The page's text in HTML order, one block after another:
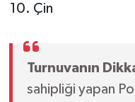
Çin
Turnuvanın
sahipliği yapan